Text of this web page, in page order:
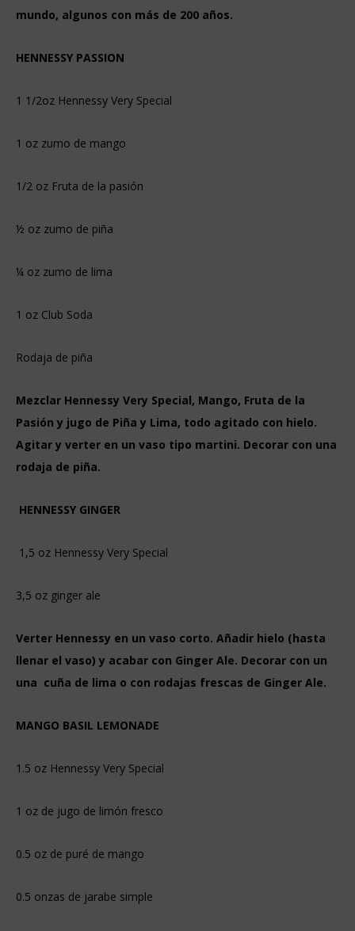
mundo, algunos con más de 200 años.
HENNESSY PASSION
1 1/2oz Hennessy Very Special
1 oz zumo de mango
1/2 oz Fruta de la pasión
½ oz zumo de piña
¼ oz zumo de lima
1 oz Club Soda
Rodaja de piña
Mezclar Hennessy Very Special, Mango, Fruta de la
Pasión y jugo de Piña y Lima, todo agitado con hielo.
Agitar y verter en un vaso tipo martini. Decorar con una
rodaja de piña.
HENNESSY GINGER
1,5 oz Hennessy Very Special
3,5 oz ginger ale
Verter Hennessy en un vaso corto. Añadir hielo (hasta
llenar el vaso) y acabar con Ginger Ale. Decorar con un
una cuña de lima o con rodajas frescas de Ginger Ale.
MANGO BASIL LEMONADE
1.5 oz Hennessy Very Special
1 oz de jugo de limón fresco
0.5 oz de puré de mango
0.5 onzas de jarabe simple